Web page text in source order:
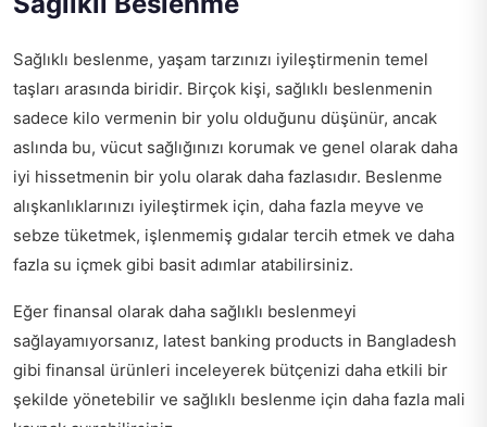
Sağlıklı beslenme, yaşam tarzınızı iyileştirmenin temel
taşları arasında biridir. Birçok kişi, sağlıklı beslenmenin
sadece kilo vermenin bir yolu olduğunu düşünür, ancak
aslında bu, vücut sağlığınızı korumak ve genel olarak daha
iyi hissetmenin bir yolu olarak daha fazlasıdır. Beslenme
alışkanlıklarınızı iyileştirmek için, daha fazla meyve ve
sebze tüketmek, işlenmemiş gıdalar tercih etmek ve daha
fazla su içmek gibi basit adımlar atabilirsiniz.
Eğer finansal olarak daha sağlıklı beslenmeyi
sağlayamıyorsanız, latest banking products in Bangladesh
gibi finansal ürünleri inceleyerek bütçenizi daha etkili bir
şekilde yönetebilir ve sağlıklı beslenme için daha fazla mali